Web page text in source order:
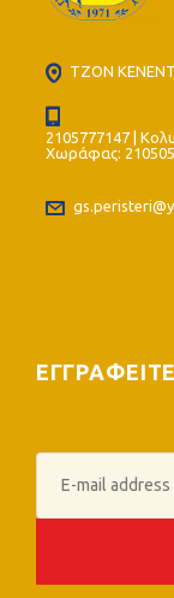
ΤΖΟΝ
2105777147 |
Χωράφας: